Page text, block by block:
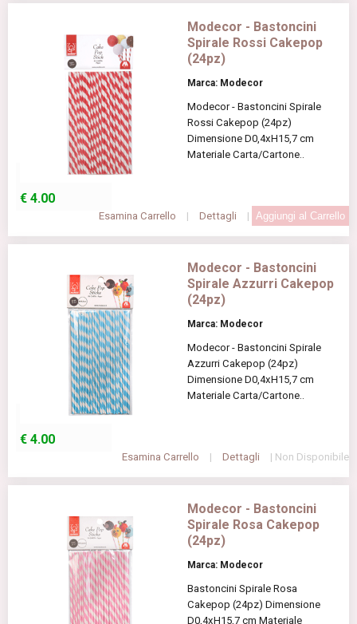
Modecor - Bastoncini
Spirale Rossi Cakepop
(24pz)
Marca: Modecor
Modecor - Bastoncini Spirale
Rossi Cakepop (24pz)
Dimensione D0,4xH15,7 cm
Materiale Carta/Cartone..
€ 4.00
Esamina Carrello | Dettagli |
Modecor - Bastoncini
Spirale Azzurri Cakepop
(24pz)
Marca: Modecor
Modecor - Bastoncini Spirale
Azzurri Cakepop (24pz)
Dimensione D0,4xH15,7 cm
Materiale Carta/Cartone..
€ 4.00
Esamina Carrello | Dettagli | Non Disponibile
Modecor - Bastoncini
Spirale Rosa Cakepop
(24pz)
Marca: Modecor
Bastoncini Spirale Rosa
Cakepop (24pz) Dimensione
D0,4xH15,7 cm Materiale